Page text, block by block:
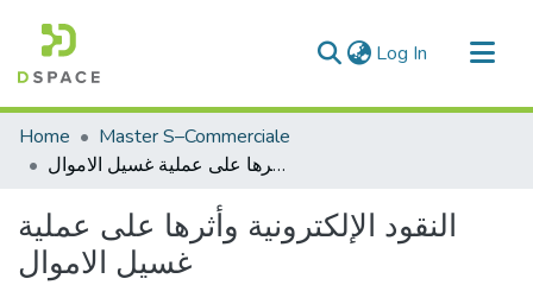
Log In (current)
Communities & Collections
All of DSpace
Home
Master S–Commerciale
النقود الإلكترونية وأثرها على عملية غسيل الاموال
النقود الإلكترونية وأثرها على عملية
غسيل الاموال